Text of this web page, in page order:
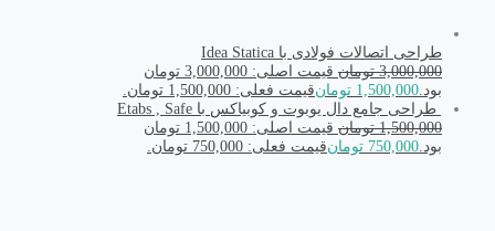
طراحی اتصالات فولادی با Idea Statica
3,000,000 تومان
قیمت اصلی: 3,000,000 تومان
بود.1,500,000 تومانقیمت فعلی: 1,500,000 تومان.
طراحی جامع دال یوبوت و کوبیاکس با Etabs , Safe
1,500,000 تومان
قیمت اصلی: 1,500,000 تومان
بود.750,000 تومانقیمت فعلی: 750,000 تومان.